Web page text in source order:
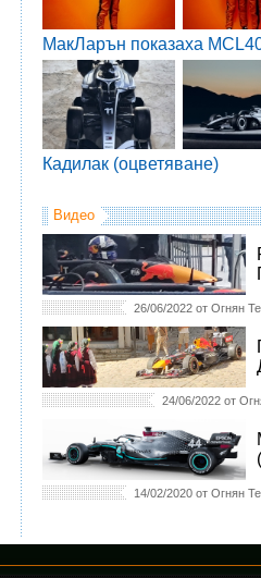
МакЛарън показаха
Кадилак (оцветяване)
Видео
26/06/2022 от Огнян
24/06/2022 от
14/02/2020 от Огнян